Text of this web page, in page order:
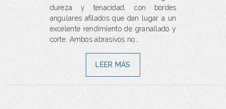
dureza y tenacidad, con bordes
angulares afilados que dan lugar a un
excelente rendimiento de granallado y
corte. Ambos abrasivos no…
LEER MÁS